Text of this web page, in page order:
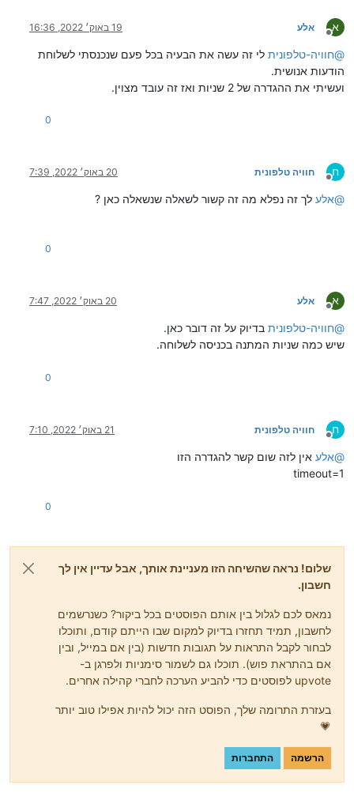
א
מנותק
אלע 19 באוק׳ 2022, 16:36
@חוויה-טלפונית לי זה עשה את הבעיה בכל פעם שנכנסתי לשלוחת
הודעות אנושית.
ועשיתי את ההגדרה של 2 שניות ואז זה עובד מצוין.
0
ח
מנותק
חוויה טלפונית 20 באוק׳ 2022, 7:39
@אלע לך זה נפלא מה זה קשור לשאלה שנשאלה כאן ?
0
א
מנותק
אלע 20 באוק׳ 2022, 7:47
@חוויה-טלפונית בדיוק על זה דובר כאן.
שיש כמה שניות המתנה בכניסה לשלוחה.
0
ח
מנותק
חוויה טלפונית 21 באוק׳ 2022, 7:10
@אלע אין לזה שום קשר להגדרה הזו
timeout=1
0
שלום! נראה שהשיחה הזו מעניינת אותך, אבל עדיין אין לך
חשבון.
נמאס לכם לגלול בין אותם הפוסטים בכל ביקור? כשנרשמים
לחשבון, תמיד תחזרו בדיוק למקום שבו הייתם קודם, ותוכלו
לבחור לקבל התראות על תגובות חדשות (בין אם במייל, ובין
אם בהתראת פוש). תוכלו גם לשמור סימניות ולפרגן ב-
upvote לפוסטים כדי להביע הערכה לחברי קהילה אחרים.
בעזרת התרומה שלך, הפוסט הזה יכול להיות אפילו טוב יותר
💗
הרשמה התחברות